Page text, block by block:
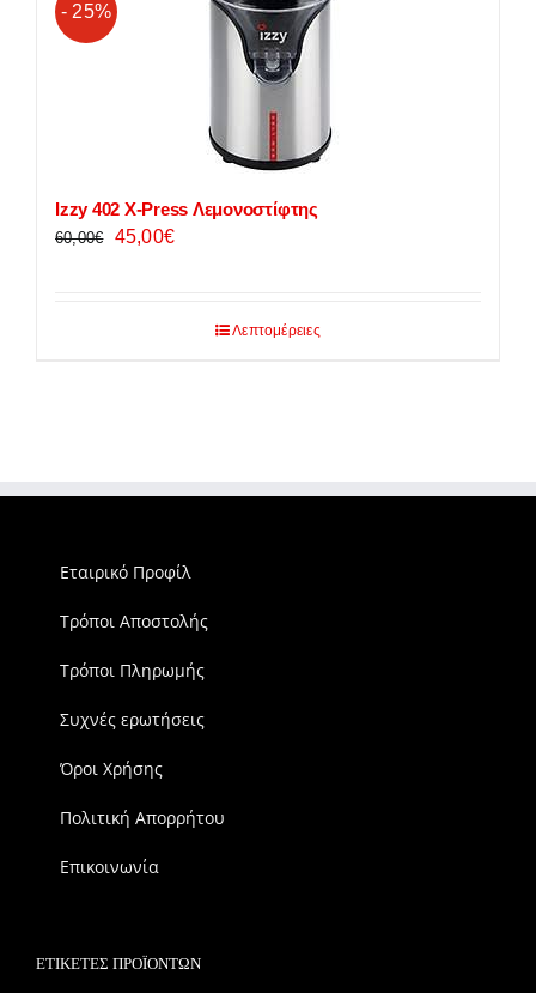
- 25%
Izzy 402 X-Press Λεμονοστίφτης
60,00€
Original
45,00€Η
είναι:
Λεπτομέρειες
Εταιρικό Προφίλ
Τρόποι Αποστολής
Τρόποι Πληρωμής
Συχνές ερωτήσεις
Όροι Χρήσης
Πολιτική Απορρήτου
Επικοινωνία
ΕΤΙΚΈΤΕΣ ΠΡΟΪΌΝΤΩΝ